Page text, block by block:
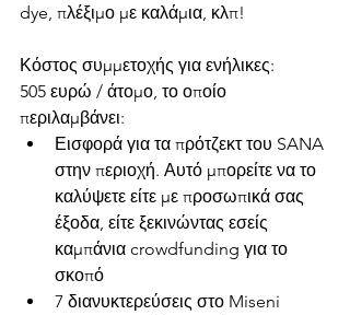
dye, πλέξιμο με καλάμια, κλπ!
Κόστος συμμετοχής για ενήλικες:
505 ευρώ / άτομο, το οποίο
περιλαμβάνει:
Εισφορά για τα πρότζεκτ του SANA
στην περιοχή. Αυτό μπορείτε να το
καλύψετε είτε με προσωπικά σας
έξοδα, είτε ξεκινώντας εσείς
καμπάνια crowdfunding για το
σκοπό
7 διανυκτερεύσεις στο Miseni